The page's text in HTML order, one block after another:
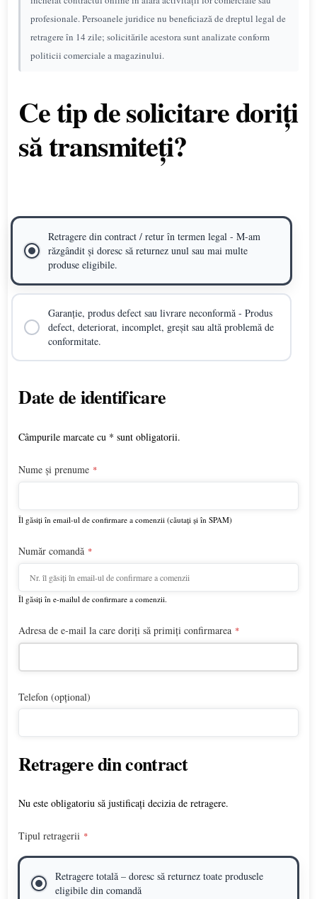
profesionale. Persoanele juridice nu beneficiază de dreptul legal de
retragere în 14 zile; solicitările acestora sunt analizate conform
politicii comerciale a magazinului.
Ce tip de solicitare doriți
să transmiteți?
Retragere din contract / retur în termen legal - M-am
răzgândit și doresc să returnez unul sau mai multe
produse eligibile.
Garanție, produs defect sau livrare neconformă - Produs
defect, deteriorat, incomplet, greșit sau altă problemă de
conformitate.
Contact
Date de identificare
Câmpurile marcate cu * sunt obligatorii.
Nume și prenume *
Îl găsiți în email-ul de confirmare a comenzii (căutați și în SPAM)
Număr comandă *
Îl găsiți în e-mailul de confirmare a comenzii.
Adresa de e-mail la care doriți să primiți confirmarea *
Telefon (opțional)
Retragere din contract
Nu este obligatoriu să justificați decizia de retragere.
Tipul retragerii *
Retragere totală – doresc să returnez toate produsele
eligibile din comandă